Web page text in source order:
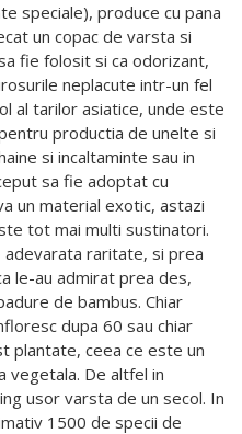
speciale), produce cu pana
un copac de varsta si
fie folosit si ca odorizant,
neplacute intr-un fel
al tarilor asiatice, unde este
productia de unelte si
si incaltaminte sau in
sa fie adoptat cu
un material exotic, astazi
tot mai multi sustinatori.
raritate, si prea
le-au admirat prea des,
de bambus. Chiar
dupa 60 sau chiar
plantate, ceea ce este un
vegetala. De altfel in
usor varsta de un secol. In
1500 de specii de